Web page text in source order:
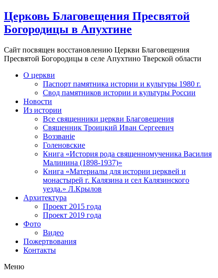
Церковь Благовещения Пресвятой
Богородицы в Апухтине
Сайт посвящен восстановлению Церкви Благовещения
Пресвятой Богородицы в селе Апухтино Тверской области
О церкви
Паспорт памятника истории и культуры 1980 г.
Свод памятников истории и культуры России
Новости
Из истории
Все священники церкви Благовещения
Священник Троицкий Иван Сергеевич
Воззванiе
Голеновские
Книга «История рода священномученика Василия
Малинина (1898-1937)»
Книга «Материалы для истории церквей и
монастырей г. Калязина и сел Калязинского
уезда.» Л.Крылов
Архитектура
Проект 2015 года
Проект 2019 года
Фото
Видео
Пожертвования
Контакты
Меню